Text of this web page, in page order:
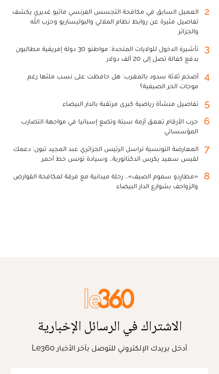
2
العميل السابق في مكافحة التجسس الفرنسي ماثيو غديري يكشف
تفاصيل مثيرة عن روابط نظام الملالي والبوليساريو وحزب الله
والجزائر
3
تأشيرة الدخول للولايات المتحدة: مواطنو 30 دولة إفريقية مطالبون
بدفع كفالة تصل إلى 20 ألف دولار
4
أضخم ثلاثة سدود بالمغرب: هل حافظت على نسب ملئها رغم
موجات الحر الصيفية؟
5 تفاصيل منشأة رياضية كبرى مرتقبة بالدار البيضاء
6
حرب الأرقام تعمق أزمة سبتة وتضع إسبانيا في مواجهة التضارب
المؤسساتي
7
المعارضة التونسية تراسل الرئيس الجزائري عبد المجيد تبون: دعمك
لقيس سعيد يكرس الدكتاتورية.. وسيادة تونس خط أحمر
8
«مطارِدو سموم الصيف».. رحلة ميدانية مع فرقة لمكافحة القوارض
والزواحف بشوارع الدار البيضاء
الاشتراك في الرسائل الإخبارية
أدخل بريدك الإلكتروني للتوصل بآخر الأخبار Le360